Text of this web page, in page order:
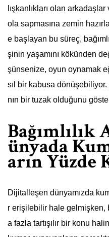
lışkanlıkları olan
ola sapmasına zemin
e başlayan bu süreç,
şinin yaşamını kökünden
şünsenize, oyun oynamak
sıl bir kabusa dönüşebiliyor.
nın bir tuzak olduğunu
Bağımlılık
ünyada
arın Yüzde
Dijitalleşen dünyamızda
r erişilebilir hale gelmişken,
a fazla tartışılır bir konu